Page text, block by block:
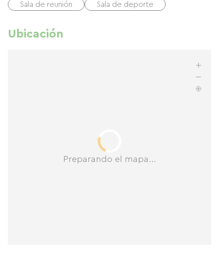
Sala de reunión
Sala de deporte
Ubicación
Preparando el mapa...